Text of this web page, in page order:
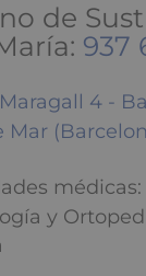
de
937
4 -
Mar
y